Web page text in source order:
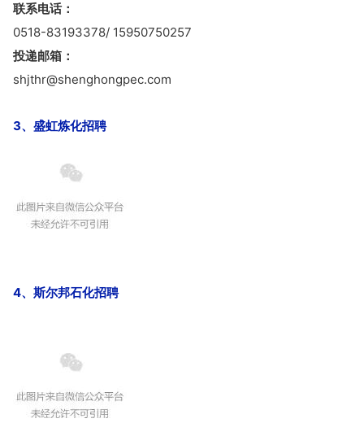
联系电话：
0518-83193378/ 15950750257
投递邮箱：
shjthr@shenghongpec.com
3、盛虹炼化招聘
4、斯尔邦石化招聘